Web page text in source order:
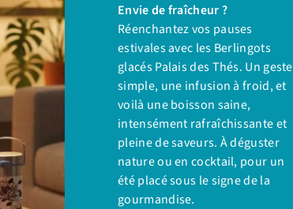
Envie de fraîcheur ?
Réenchantez vos pauses
estivales avec les Berlingots
glacés Palais des Thés. Un geste
simple, une infusion à froid, et
voilà une boisson saine,
intensément rafraîchissante et
pleine de saveurs. À déguster
nature ou en cocktail, pour un
été placé sous le signe de la
gourmandise.